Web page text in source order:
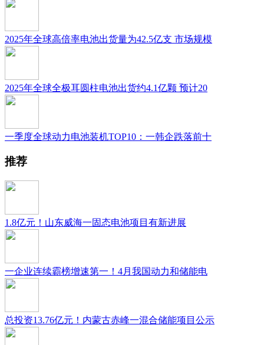
2025年全球高倍率电池出货量为42.5亿支 市场规模
2025年全球全极耳圆柱电池出货约4.1亿颗 预计20
一季度全球动力电池装机TOP10：一韩企跌落前十
推荐
1.8亿元！山东威海一固态电池项目有新进展
一企业连续霸榜增速第一！4月我国动力和储能电
总投资13.76亿元！内蒙古赤峰一混合储能项目公示